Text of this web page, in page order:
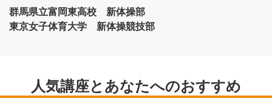
群馬県立富岡東高校 新体操部
東京女子体育大学 新体操競技部